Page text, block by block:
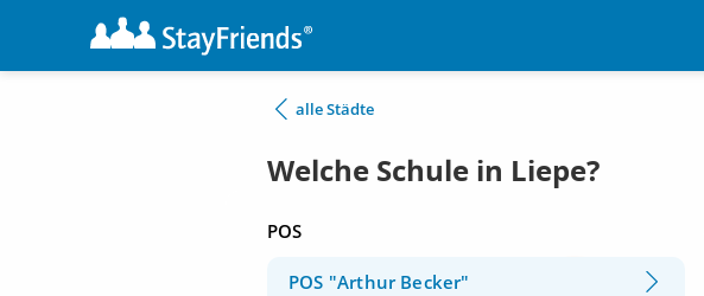
alle Städte
Welche Schule in Liepe?
POS
POS "Arthur Becker"